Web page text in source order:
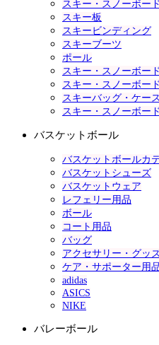
スキー・スノーボー
スキー板
スキービンディング
スキーブーツ
ポール
スキー・スノーボー
スキー・スノーボー
スキーバッグ・ケース
スキー・スノーボー
バスケットボール
バスケットボールカ
バスケットシューズ
バスケットウェア
レフェリー用品
ボール
コート用品
バッグ
アクセサリー・グッ
ケア・サポーター用
adidas
ASICS
NIKE
バレーボール